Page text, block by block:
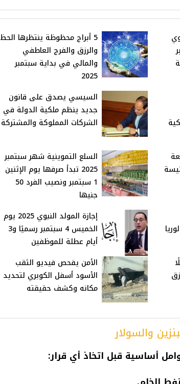
5 أبراج محظوظة ينتظرها الحظ
والرزق والفرج العاطفي
والمالي في بداية سبتمبر
2025
السيسي يصدق على قانون
جديد ينظم ملكية الدولة في
الشركات المملوكة والمشتركة
السلع التموينية شهر سبتمبر
2025 تبدأ صرفها يوم الإثنين
1 سبتمبر ونصيب الفرد 50
جنيها
إجازة المولد النبوي 2025 يوم
الخميس 4 سبتمبر رسميًا و3
أيام عطلة للموظفين
الأمن يفحص فيديو الثقب
الأسود أسفل الكوبري لتحديد
مكانه وكشف حقيقته
والسولار
أساسية قبل اتخاذ أي قرار: